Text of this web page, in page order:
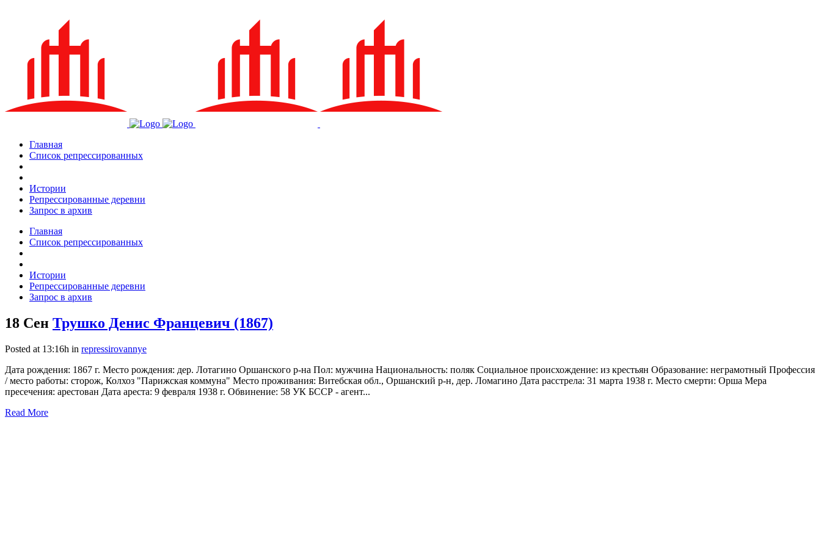
Главная
Список репрессированных
Истории
Репрессированные деревни
Запрос в архив
Главная
Список репрессированных
Истории
Репрессированные деревни
Запрос в архив
18 Сен Трушко Денис Францевич (1867)
Posted at 13:16h in repressirovannye
Дата рождения: 1867 г. Место рождения: дер. Лотагино Оршанского р-на Пол: мужчина Национальность: поляк Социальное происхождение: из крестьян Образование: неграмотный Профессия
/ место работы: сторож, Колхоз "Парижская коммуна" Место проживания: Витебская обл., Оршанский р-н, дер. Ломагино Дата расстрела: 31 марта 1938 г. Место смерти: Орша Мера
пресечения: арестован Дата ареста: 9 февраля 1938 г. Обвинение: 58 УК БССР - агент...
Read More